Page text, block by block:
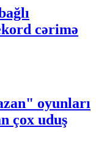
cərimə
oyunları
çox uduş